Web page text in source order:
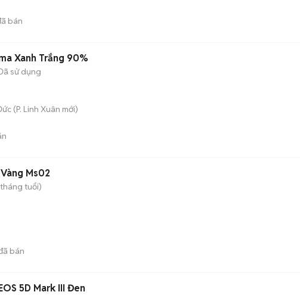
bán
Xanh Trắng 90%
sử dụng
(P. Linh Xuân mới)
Ms02
tuổi)
bán
5D Mark III Đen